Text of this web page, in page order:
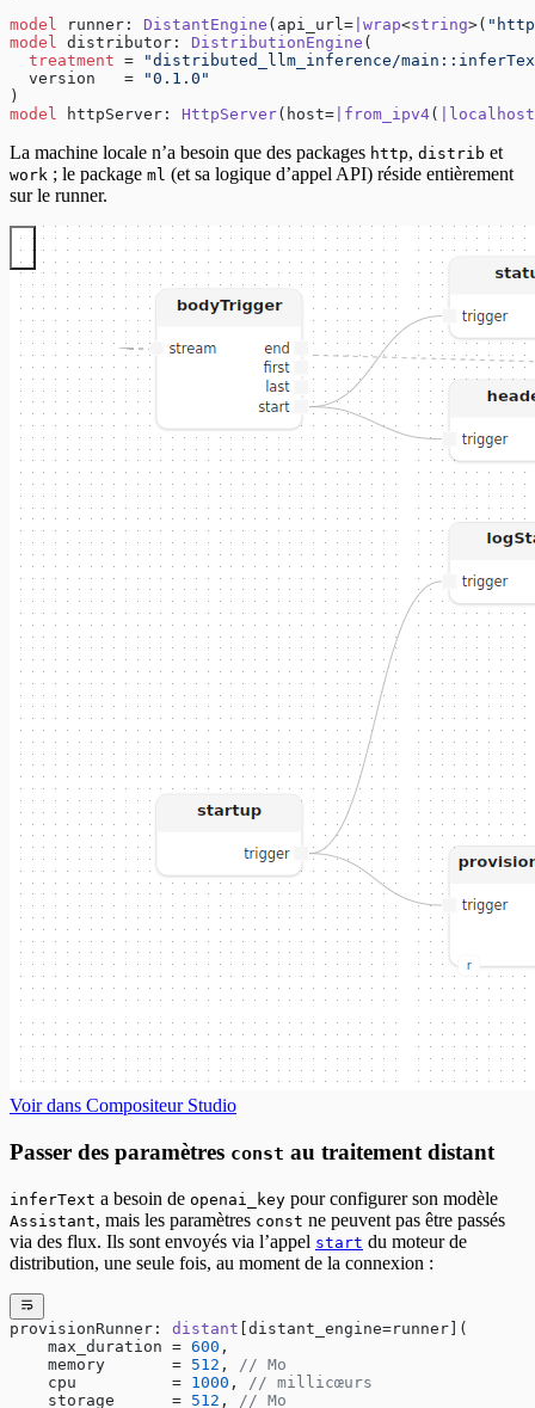
model runner: DistantEngine (api_url= |wrap<string>(
model distributor: DistributionEngine (
  treatment
=
"distributed_llm_inference/
  version   =
"0.1.0"
)
model httpServer: HttpServer(host= |from_ipv4(
La machine locale n’a besoin que des packages http, distrib et
work ; le package ml (et sa logique d’appel API) réside entièrement
sur le runner.
Voir dans Compositeur Studio
Passer des paramètres const au traitement distant
inferText a besoin de openai_key pour configurer son modèle
Assistant, mais les paramètres const ne peuvent pas être passés
via des flux. Ils sont envoyés via l’appel start du moteur de
distribution, une seule fois, au moment de la connexion :
provisionRunner: distant [distant_engine=runner](
    max_duration =
600 ,
    memory       =
512 , // Mo
    cpu          =
1000 , // millicœurs
    storage      =
512 , // Mo